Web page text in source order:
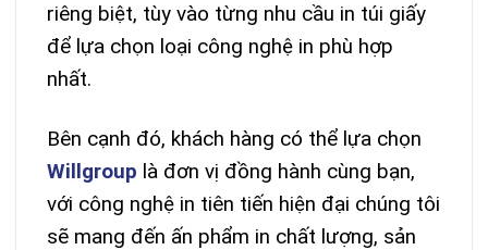
riêng biệt, tùy vào từng nhu cầu in túi giấy
để lựa chọn loại công nghệ in phù hợp
nhất.
Bên cạnh đó, khách hàng có thể lựa chọn
Willgroup là đơn vị đồng hành cùng bạn,
với công nghệ in tiên tiến hiện đại chúng tôi
sẽ mang đến ấn phẩm in chất lượng, sản